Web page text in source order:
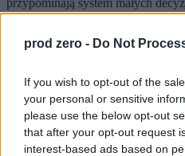
prod zero - Do Not
If you wish to opt-out of the
your personal or sensitive
please use the below opt-out
that after your opt-out request
interest-based ads based on
przypominają system małych
zależy nie tylko od ceny
Redakcja Zero.pl
6 min
Kraj